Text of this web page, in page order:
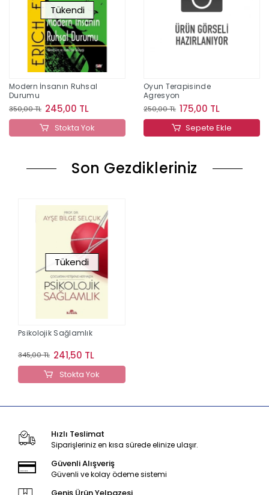
Tükendi
Modern İnsanın Ruhsal
Durumu
350,00 TL 245,00 TL
Stokta Yok
Oyun Terapisinde
Agresyon
250,00 TL 175,00 TL
Sepete Ekle
Son Gezdikleriniz
Tükendi
Psikolojik Sağlamlık
345,00 TL 241,50 TL
Stokta Yok
Hızlı Teslimat
Siparişleriniz en kısa sürede elinize ulaşır.
Güvenli Alışveriş
Güvenli ve kolay ödeme sistemi